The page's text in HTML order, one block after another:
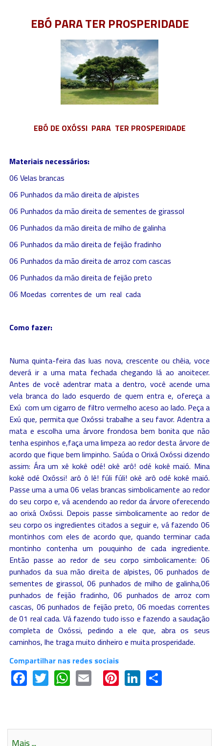
EBÓ PARA TER PROSPERIDADE
EBÓ DE OXÓSSI PARA TER PROSPERIDADE
Materiais necessários:
06 Velas brancas
06 Punhados da mão direita de alpistes
06 Punhados da mão direita de sementes de girassol
06 Punhados da mão direita de milho de galinha
06 Punhados da mão direita de feijão fradinho
06 Punhados da mão direita de arroz com cascas
06 Punhados da mão direita de feijão preto
06 Moedas correntes de um real cada
Como fazer:
Numa quinta-feira das luas nova, crescente ou chêia, voce
deverá ir a uma mata fechada chegando lá ao anoitecer.
Antes de você adentrar mata a dentro, você acende uma
vela branca do lado esquerdo de quem entra e, ofereça a
Exú com um cigarro de filtro vermelho aceso ao lado. Peça a
Exú que, permita que Oxóssi trabalhe a seu favor. Adentra a
mata e escolha uma árvore frondosa bem bonita que não
tenha espinhos e,faça uma limpeza ao redor desta árvore de
acordo que fique bem limpinho. Saúda o Orixá Oxóssi dizendo
assim: Ára um xê kokê odé! okê arô! odé kokê maió. Mina
kokê odé Oxóssi! arô ô lê! fúli fúli! okê arô odé kokê maió.
Passe uma a uma 06 velas brancas simbolicamente ao redor
do seu corpo e, vá acendendo ao redor da árvore oferecendo
ao orixá Oxóssi. Depois passe simbolicamente ao redor de
seu corpo os ingredientes citados a seguir e, vá fazendo 06
montinhos com eles de acordo que, quando terminar cada
montinho contenha um pouquinho de cada ingrediente.
Então passe ao redor de seu corpo simbolicamente: 06
punhados da sua mão direita de alpistes, 06 punhados de
sementes de girassol, 06 punhados de milho de galinha,06
punhados de feijão fradinho, 06 punhados de arroz com
cascas, 06 punhados de feijão preto, 06 moedas correntes
de 01 real cada. Vá fazendo tudo isso e fazendo a saudação
completa de Oxóssi, pedindo a ele que, abra os seus
caminhos, lhe traga muito dinheiro e muita prosperidade.
Compartilhar nas redes sociais
Facebook
TwitterWhatsApp
EmailPinterest
LinkedIn
Mais ...